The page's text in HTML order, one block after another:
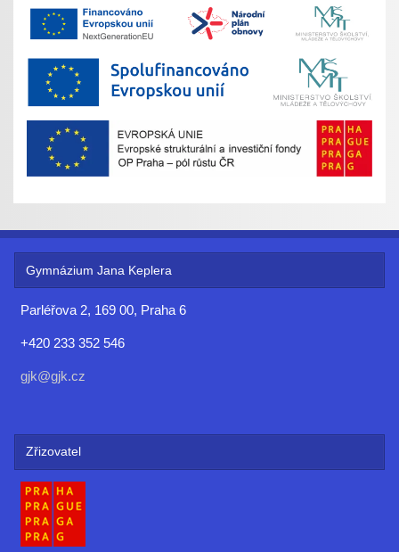
Gymnázium Jana Keplera
Parléřova 2, 169 00, Praha 6
+420 233 352 546
gjk@gjk.cz
Zřizovatel